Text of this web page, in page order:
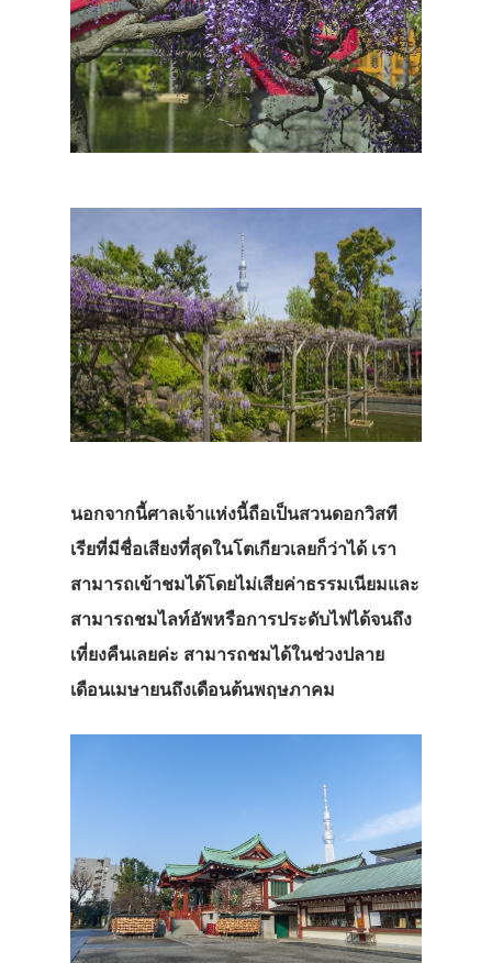
นอกจากนี้ศาลเจ้าแห่งนี้ถือเป็นสวนดอกวิสที
เรียที่มีชื่อเสียงที่สุดในโตเกียวเลยก็ว่าได้ เรา
สามารถเข้าชมได้โดยไม่เสียค่าธรรมเนียมและ
สามารถชมไลท์อัพหรือการประดับไฟได้จนถึง
เที่ยงคืนเลยค่ะ สามารถชมได้ในช่วงปลาย
เดือนเมษายนถึงเดือนต้นพฤษภาคม